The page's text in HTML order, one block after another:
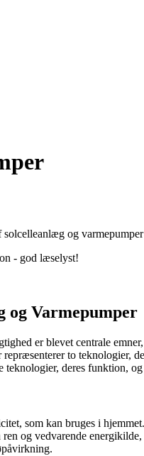
solcelleanlæg og
- god læselyst!
Varmepumper
er blevet centrale
to teknologier,
deres funktion,
som kan bruges i
og vedvarende